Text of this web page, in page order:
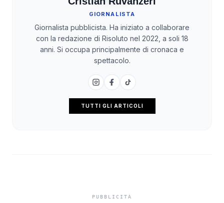
GIORNALISTA
Giornalista pubblicista. Ha iniziato a collaborare
con la redazione di Risoluto nel 2022, a soli 18
anni. Si occupa principalmente di cronaca e
spettacolo.
TUTTI GLI ARTICOLI